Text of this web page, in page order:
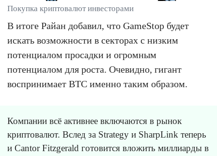
Покупка криптовалют инвесторами
В итоге Райан добавил, что GameStop будет
искать возможности в секторах с низким
потенциалом просадки и огромным
потенциалом для роста. Очевидно, гигант
воспринимает BTC именно таким образом.
Компании всё активнее включаются в рынок
криптовалют. Вслед за Strategy и SharpLink теперь
и Cantor Fitzgerald готовится вложить миллиарды в